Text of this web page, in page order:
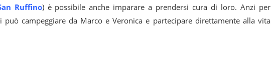
Ruffino) è possibile anche imparare a prendersi cura di loro. Anzi per
può campeggiare da Marco e Veronica e partecipare direttamente alla vita